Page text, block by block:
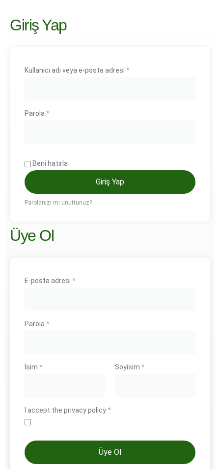
Giriş Yap
Kullanıcı adı veya e-posta adresi *
Parola *
Beni hatırla
Giriş Yap
Parolanızı mı unuttunuz?
Üye Ol
E-posta adresi *
Parola *
İsim * Soyisim*
I accept the privacy policy*
Üye Ol